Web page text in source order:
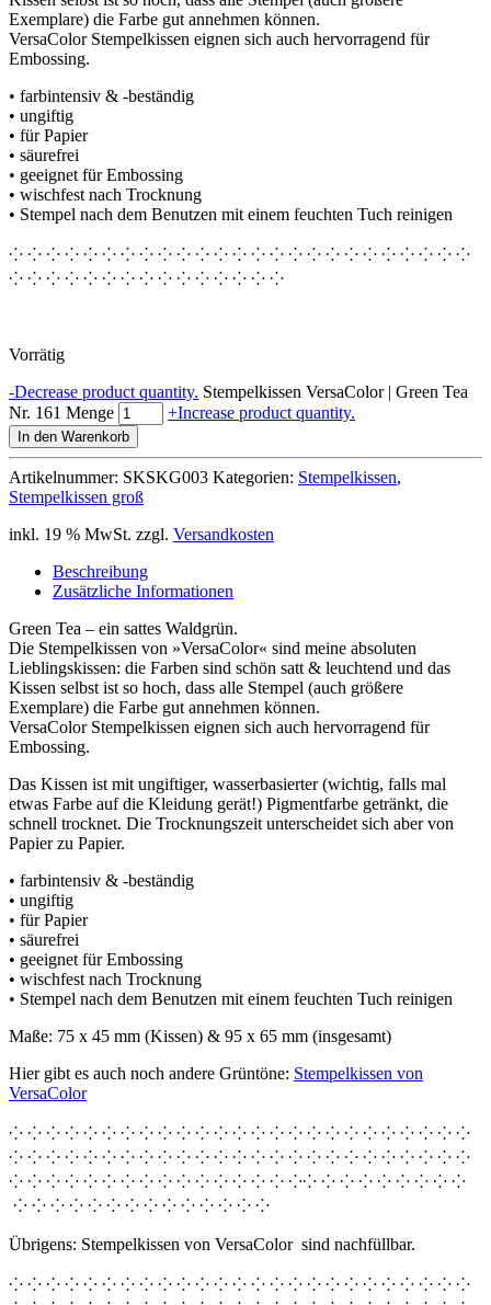
Exemplare) die Farbe gut annehmen können.
VersaColor Stempelkissen eignen sich auch hervorragend für
Embossing.
• farbintensiv & -beständig
• ungiftig
• für Papier
• säurefrei
• geeignet für Embossing
• wischfest nach Trocknung
• Stempel nach dem Benutzen mit einem feuchten Tuch reinigen
⁘ ⁘ ⁘ ⁘ ⁘ ⁘ ⁘ ⁘ ⁘ ⁘ ⁘ ⁘ ⁘ ⁘ ⁘ ⁘ ⁘ ⁘ ⁘ ⁘ ⁘ ⁘ ⁘ ⁘ ⁘
⁘ ⁘ ⁘ ⁘ ⁘ ⁘ ⁘ ⁘ ⁘ ⁘ ⁘ ⁘ ⁘ ⁘ ⁘
Vorrätig
-Decrease product quantity. Stempelkissen VersaColor | Green Tea
Nr. 161 Menge
+Increase product quantity.
In den Warenkorb
Artikelnummer: SKSKG003 Kategorien: Stempelkissen,
Stempelkissen groß
inkl. 19 % MwSt. zzgl. Versandkosten
Beschreibung
Zusätzliche Informationen
Green Tea – ein sattes Waldgrün.
Die Stempelkissen von »VersaColor« sind meine absoluten
Lieblingskissen: die Farben sind schön satt & leuchtend und das
Kissen selbst ist so hoch, dass alle Stempel (auch größere
Exemplare) die Farbe gut annehmen können.
VersaColor Stempelkissen eignen sich auch hervorragend für
Embossing.
Das Kissen ist mit ungiftiger, wasserbasierter (wichtig, falls mal
etwas Farbe auf die Kleidung gerät!) Pigmentfarbe getränkt, die
schnell trocknet. Die Trocknungszeit unterscheidet sich aber von
Papier zu Papier.
• farbintensiv & -beständig
• ungiftig
• für Papier
• säurefrei
• geeignet für Embossing
• wischfest nach Trocknung
• Stempel nach dem Benutzen mit einem feuchten Tuch reinigen
Maße: 75 x 45 mm (Kissen) & 95 x 65 mm (insgesamt)
Hier gibt es auch noch andere Grüntöne: Stempelkissen von
VersaColor
⁘ ⁘ ⁘ ⁘ ⁘ ⁘ ⁘ ⁘ ⁘ ⁘ ⁘ ⁘ ⁘ ⁘ ⁘ ⁘ ⁘ ⁘ ⁘ ⁘ ⁘ ⁘ ⁘ ⁘ ⁘
⁘ ⁘ ⁘ ⁘ ⁘ ⁘ ⁘ ⁘ ⁘ ⁘ ⁘ ⁘ ⁘ ⁘ ⁘ ⁘ ⁘ ⁘ ⁘ ⁘ ⁘ ⁘ ⁘ ⁘ ⁘
⁘ ⁘ ⁘ ⁘ ⁘ ⁘ ⁘ ⁘ ⁘ ⁘ ⁘ ⁘ ⁘ ⁘ ⁘ ⁘⁘ ⁘ ⁘ ⁘ ⁘ ⁘ ⁘ ⁘ ⁘
⁘ ⁘ ⁘ ⁘ ⁘ ⁘ ⁘ ⁘ ⁘ ⁘ ⁘ ⁘ ⁘ ⁘
Übrigens: Stempelkissen von VersaColor sind nachfüllbar.
⁘ ⁘ ⁘ ⁘ ⁘ ⁘ ⁘ ⁘ ⁘ ⁘ ⁘ ⁘ ⁘ ⁘ ⁘ ⁘ ⁘ ⁘ ⁘ ⁘ ⁘ ⁘ ⁘ ⁘ ⁘